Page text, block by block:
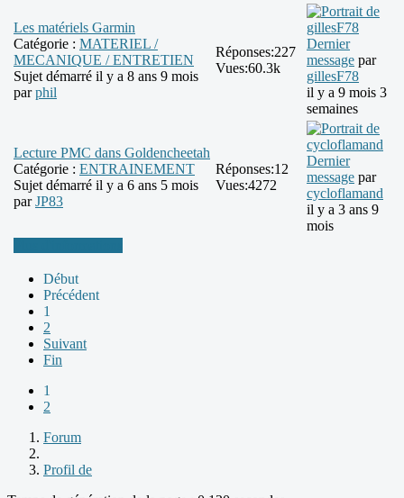
Les matériels Garmin
Catégorie : MATERIEL /
MECANIQUE / ENTRETIEN
Sujet démarré il y a 8 ans 9 mois
parphil
Réponses:227
Vues:60.3k
Dernier
message par
gillesF78
il y a 9 mois 3
semaines
Lecture PMC dans Goldencheetah
Catégorie : ENTRAINEMENT
Sujet démarré il y a 6 ans 5 mois
parJP83
Réponses:12
Vues:4272
Dernier
message par
cycloflamand
il y a 3 ans 9
mois
Début
Précédent
1
2
Suivant
Fin
1
2
Forum
Profil de